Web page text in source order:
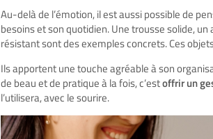
Au-delà de l’émotion, il est aussi possible de
besoins et son quotidien. Une trousse solide,
résistant sont des exemples concrets. Ces
Ils apportent une touche agréable à son
de beau et de pratique à la fois, c’estoffrir un
l’utilisera, avec le sourire.